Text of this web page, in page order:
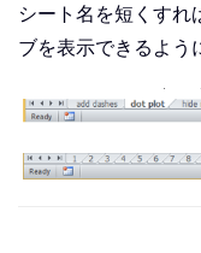
シート名を短くすれ
ブを表示できるよう